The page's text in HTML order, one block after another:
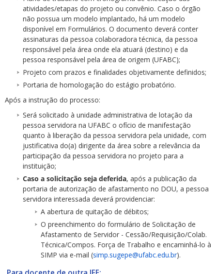
atividades/etapas do projeto ou convênio. Caso o órgão
não possua um modelo implantado, há um modelo
disponível em Formulários. O documento deverá conter
assinaturas da pessoa colaboradora técnica, da pessoa
responsável pela área onde ela atuará (destino) e da
pessoa responsável pela área de origem (UFABC);
Projeto com prazos e finalidades objetivamente definidos;
Portaria de homologação do estágio probatório.
Após a instrução do processo:
Será solicitado à unidade administrativa de lotação da
pessoa servidora na UFABC o ofício de manifestação
quanto à liberação da pessoa servidora pela unidade, com
justificativa do(a) dirigente da área sobre a relevância da
participação da pessoa servidora no projeto para a
instituição;
Caso a solicitação seja deferida, após a publicação da
portaria de autorização de afastamento no DOU, a pessoa
servidora interessada deverá providenciar:
A abertura de quitação de débitos;
O preenchimento do formulário de Solicitação de
Afastamento de Servidor - Cessão/Requisição/Colab.
Técnica/Compos. Força de Trabalho e encaminhá-lo à
SIMP via e-mail (simp.sugepe@ufabc.edu.br).